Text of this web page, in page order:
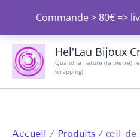
Commande > 80€ =>
contenu
Hel'Lau Bijoux
Quand la nature (la pierre)
wrapping)
Accueil Produits œil de
Trié
du
plus
récent
plus